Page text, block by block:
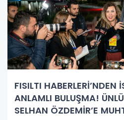
FISILTI HABERLERİ’NDEN
ANLAMLI BULUŞMA!
SELHAN ÖZDEMİR’E